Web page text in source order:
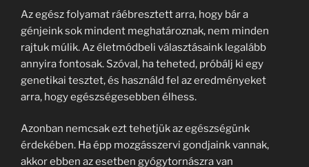
Az egész folyamat ráébresztett arra, hogy bár a
génjeink sok mindent meghatároznak, nem minden
rajtuk múlik. Az életmódbeli választásaink legalább
annyira fontosak. Szóval, ha teheted, próbálj ki egy
genetikai tesztet, és használd fel az eredményeket
arra, hogy egészségesebben élhess.
Azonban nemcsak ezt tehetjük az egészségünk
érdekében. Ha épp mozgásszervi gondjaink vannak,
akkor ebben az esetben gyógytornászra van